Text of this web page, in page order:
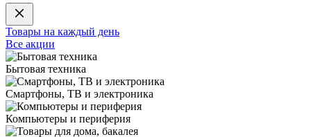
Товары на каждый день
Все акции
Бытовая техника
Смартфоны, ТВ и электроника
Компьютеры и периферия